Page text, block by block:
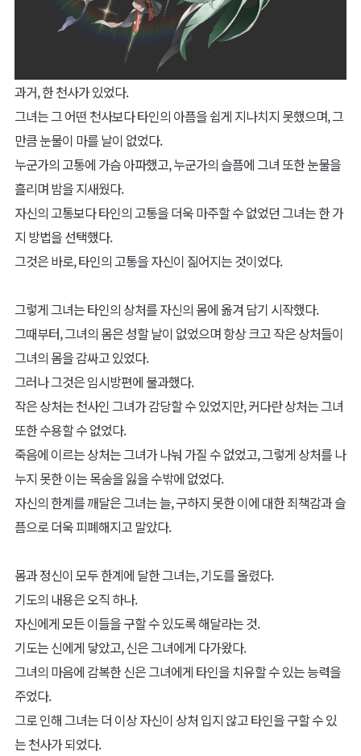
과거, 한 천사가 있었다.
그녀는 그 어떤 천사보다 타인의 아픔을 쉽게 지나치지 못했으며, 그
만큼 눈물이 마를 날이 없었다.
누군가의 고통에 가슴 아파했고, 누군가의 슬픔에 그녀 또한 눈물을
흘리며 밤을 지새웠다.
자신의 고통보다 타인의 고통을 더욱 마주할 수 없었던 그녀는 한 가
지 방법을 선택했다.
그것은 바로, 타인의 고통을 자신이 짊어지는 것이었다.
그렇게 그녀는 타인의 상처를 자신의 몸에 옮겨 담기 시작했다.
그때부터, 그녀의 몸은 성할 날이 없었으며 항상 크고 작은 상처들이
그녀의 몸을 감싸고 있었다.
그러나 그것은 임시방편에 불과했다.
작은 상처는 천사인 그녀가 감당할 수 있었지만, 커다란 상처는 그녀
또한 수용할 수 없었다.
죽음에 이르는 상처는 그녀가 나눠 가질 수 없었고, 그렇게 상처를 나
누지 못한 이는 목숨을 잃을 수밖에 없었다.
자신의 한계를 깨달은 그녀는 늘, 구하지 못한 이에 대한 죄책감과 슬
픔으로 더욱 피폐해지고 말았다.
몸과 정신이 모두 한계에 달한 그녀는, 기도를 올렸다.
기도의 내용은 오직 하나.
자신에게 모든 이들을 구할 수 있도록 해달라는 것.
기도는 신에게 닿았고, 신은 그녀에게 다가왔다.
그녀의 마음에 감복한 신은 그녀에게 타인을 치유할 수 있는 능력을
주었다.
그로 인해 그녀는 더 이상 자신이 상처 입지 않고 타인을 구할 수 있
는 천사가 되었다.